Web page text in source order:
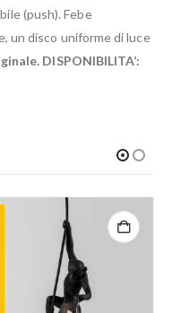
(push). Febe
un disco uniforme di luce
DISPONIBILITA’: